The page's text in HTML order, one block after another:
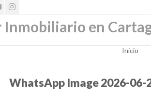
Inicio
WhatsApp Image 2026-06-